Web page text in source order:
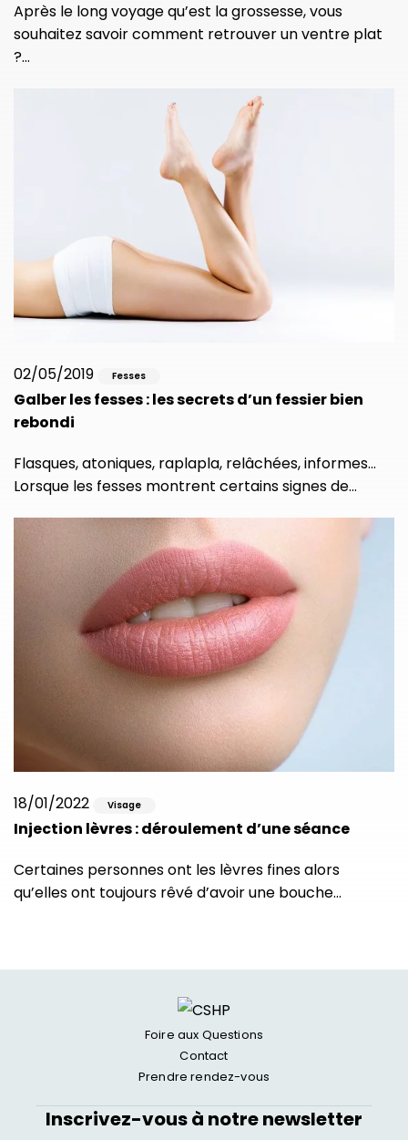
Après le long voyage qu’est la grossesse, vous
souhaitez savoir comment retrouver un ventre plat
?…
02/05/2019 Fesses
Galber les fesses : les secrets d’un fessier bien
rebondi
Flasques, atoniques, raplapla, relâchées, informes…
Lorsque les fesses montrent certains signes de…
18/01/2022 Visage
Injection lèvres : déroulement d’une séance
Certaines personnes ont les lèvres fines alors
qu’elles ont toujours rêvé d’avoir une bouche…
Foire aux Questions
Contact
Prendre rendez-vous
Inscrivez-vous à notre newsletter